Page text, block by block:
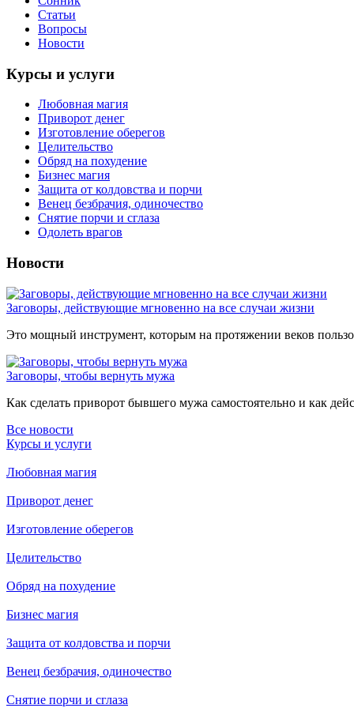
Статьи
Вопросы
Новости
Курсы и услуги
Любовная магия
Приворот денег
Изготовление оберегов
Целительство
Обряд на похудение
Бизнес магия
Защита от колдовства и порчи
Венец безбрачия, одиночество
Снятие порчи и сглаза
Одолеть врагов
Новости
Заговоры, действующие мгновенно на все случаи жизни
Это мощный инструмент, которым на протяжении веков
Заговоры, чтобы вернуть мужа
Как сделать приворот бывшего мужа самостоятельно и как
Все новости
Курсы и услуги
Любовная магия
Приворот денег
Изготовление оберегов
Целительство
Обряд на похудение
Бизнес магия
Защита от колдовства и порчи
Венец безбрачия, одиночество
Снятие порчи и сглаза